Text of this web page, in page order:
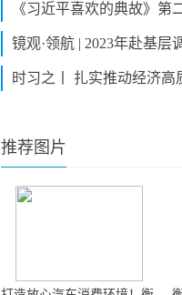
时习之丨 扎实推动经济
推荐图片